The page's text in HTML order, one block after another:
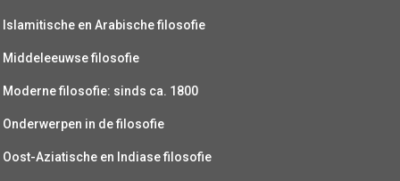
Islamitische en Arabische filosofie
Middeleeuwse filosofie
Moderne filosofie: sinds ca. 1800
Onderwerpen in de filosofie
Oost-Aziatische en Indiase filosofie